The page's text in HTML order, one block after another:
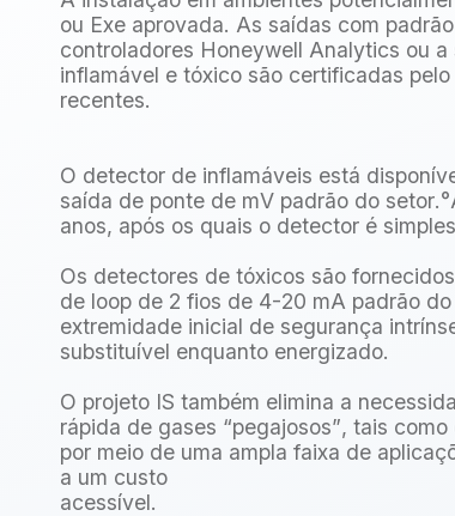
ou Exe aprovada. As saídas com
controladores Honeywell Analytics ou
inflamável e tóxico são certificadas
recentes.
O detector de inflamáveis está
saída de ponte de mV padrão do
anos, após os quais o detector é
Os detectores de tóxicos são
de loop de 2 fios de 4-20 mA padrão
extremidade inicial de segurança
substituível enquanto energizado.
O projeto IS também elimina a
rápida de gases “pegajosos”, tais
por meio de uma ampla faixa de
a um custo
acessível.